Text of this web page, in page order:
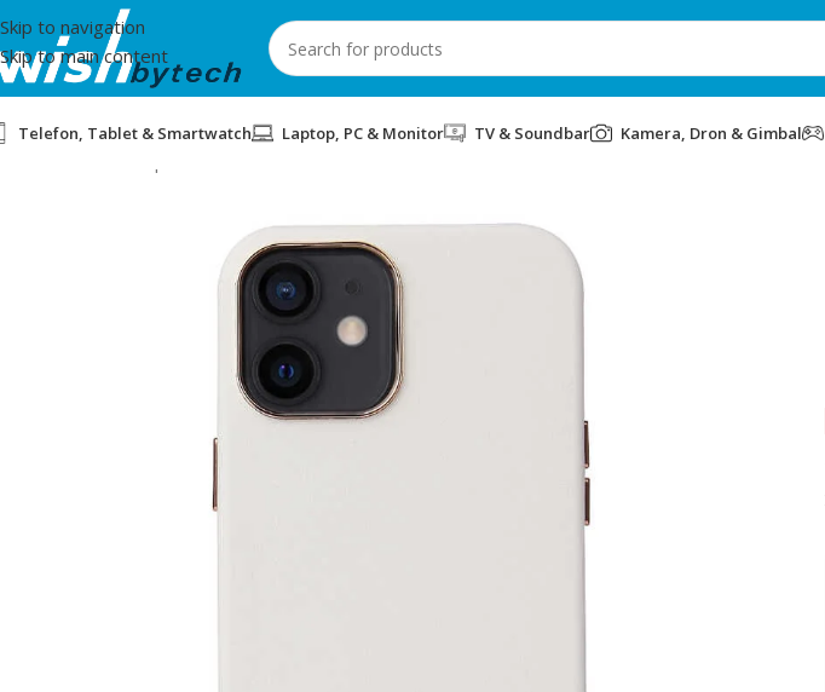
Skip to navigation
Skip to main content
Telefon, Tablet & Smartwatch Laptop, PC & Monitor TV & Soundbar Kamera, Dron & Gimbal